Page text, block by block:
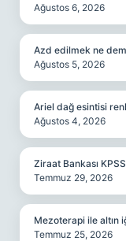
Ağustos 6, 2026
Azd edilmek ne
Ağustos 5, 2026
Ariel dağ esintisi
Ağustos 4, 2026
Ziraat Bankası
Temmuz 29, 2026
Mezoterapi ile altın
Temmuz 25, 2026